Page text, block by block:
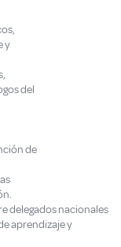
y
del
de
delegados nacionales
aprendizaje y